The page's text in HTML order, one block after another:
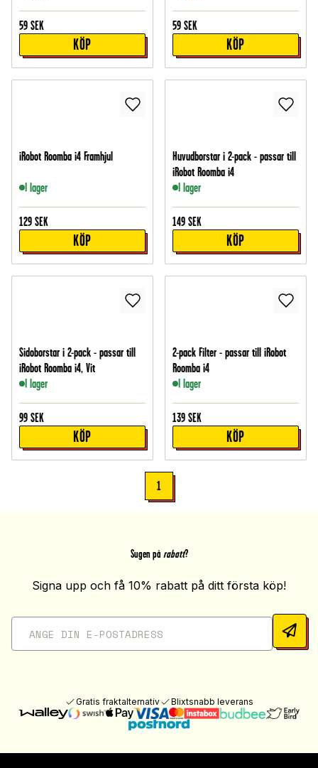
59 SEK
KÖP
59 SEK
KÖP
iRobot Roomba i4 Framhjul
I lager
129 SEK
KÖP
Huvudborstar i 2-pack - passar till
iRobot Roomba i4
I lager
149 SEK
KÖP
Sidoborstar i 2-pack - passar till
iRobot Roomba i4, Vit
I lager
99 SEK
KÖP
2-pack Filter - passar till iRobot
Roomba i4
I lager
139 SEK
KÖP
1
Sugen på rabatt?
Signa upp och få 10% rabatt på ditt första köp!
Gratis fraktalternativ Blixtsnabb leverans